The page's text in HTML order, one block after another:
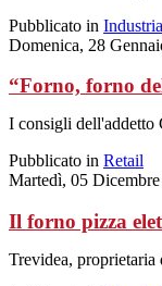
Pubblicato in Industria
Domenica, 28
“Forno, forno
I consigli dell'addetto
Pubblicato in Retail
Martedì, 05
Il forno pizza
Trevidea, proprietaria